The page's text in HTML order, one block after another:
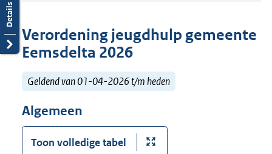
Verordening jeugdhulp gemeente
Eemsdelta 2026
Geldend van 01-04-2026 t/m heden
Algemeen
Toon volledige tabel